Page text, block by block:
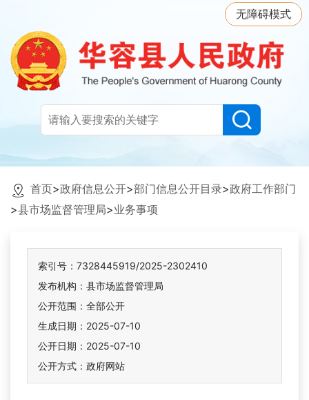
无障碍模式
首页>政府信息公开>部门信息公开目录>政府工作部门
>县市场监督管理局>业务事项
索引号：7328445919/2025-2302410
发布机构：县市场监督管理局
公开范围：全部公开
生成日期：2025-07-10
公开日期：2025-07-10
公开方式：政府网站